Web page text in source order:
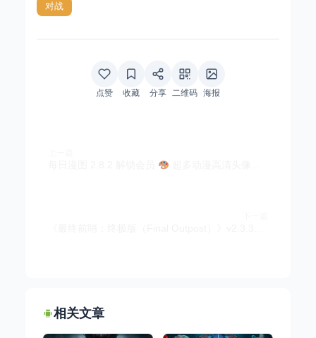
对战
点赞 收藏 分享 二维码 海报
相关文章